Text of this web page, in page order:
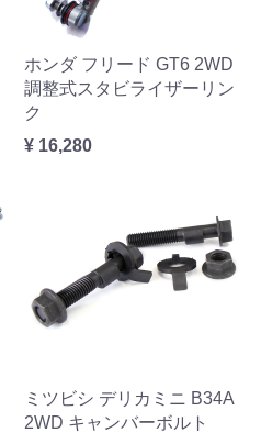
ホンダ フリード GT6 2WD
調整式スタビライザーリン
ク
¥ 16,280
ミツビシ デリカミニ B34A
2WD キャンバーボルト